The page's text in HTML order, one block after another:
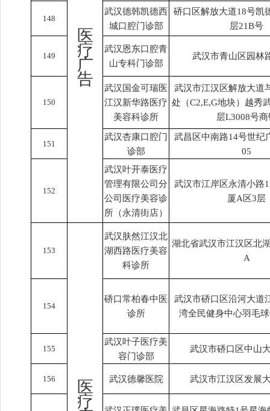
医
疗
广
告
148
武汉德韩凯德西
城口腔门诊部
硚口区解放大道18号凯
层21B号
149
武汉恩东口腔青
山专科门诊部
武汉市青山区园林
150
武汉国金可瑞医
江汉新华路医疗
美容科诊所
武汉市江汉区解放大道
处（C2,E,G地块）越秀
层L3008号商
151
武汉杏康口腔门
诊部
武昌区中南路14号世纪
05
152
武汉叶开泰医疗
管理有限公司分
公司医疗美容诊
所（永清街店）
武汉市江岸区永清小路
厦A区3层
153
医
疗
武汉肤然江汉北
湖西路医疗美容
科诊所
湖北省武汉市江汉区北
A
154
硚口常柏春中医
诊所
武汉市硚口区沿河大道
湾全民健身中心羽毛
155
武汉叶子医疗美
容门诊部
武汉市硚口区中山
156 武汉德馨医院 武汉市江汉区发展